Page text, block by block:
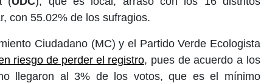
con 55.02% de los sufragios.
Ciudadano (MC) y el Partido Verde Ecologista
riesgo de perder el registro, pues de acuerdo a los
llegaron al 3% de los votos, que es el mínimo